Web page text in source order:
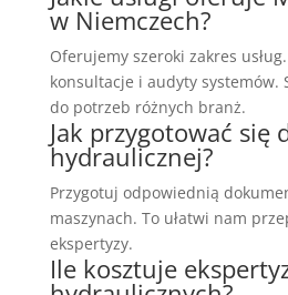
w Niemczech?
Oferujemy szeroki zakres
konsultacje i audyty systemów.
do potrzeb różnych branż.
Jak przygotować się
hydraulicznej?
Przygotuj odpowiednią
maszynach. To ułatwi nam
ekspertyzy.
Ile kosztuje